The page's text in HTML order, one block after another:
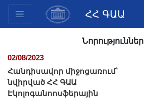
ՀՀ ԳԱԱ
Փաստաթղթեր
Ինովացիոն առաջարկներ
Նորություններ
02/08/2023
Հանդիսավոր միջոցառում՝
նվիրված ՀՀ ԳԱԱ
Էկոլոգանոոսֆերային